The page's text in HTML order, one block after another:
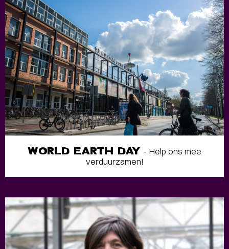
WORLD EARTH DAY - Help ons mee
verduurzamen!